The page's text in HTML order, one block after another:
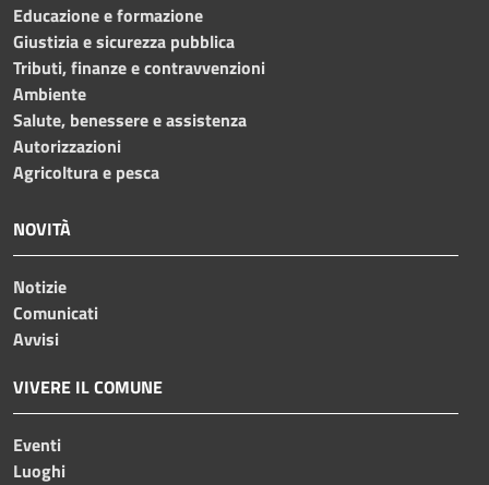
Educazione e formazione
Giustizia e sicurezza pubblica
Tributi, finanze e contravvenzioni
Ambiente
Salute, benessere e assistenza
Autorizzazioni
Agricoltura e pesca
NOVITÀ
Notizie
Comunicati
Avvisi
VIVERE IL COMUNE
Eventi
Luoghi